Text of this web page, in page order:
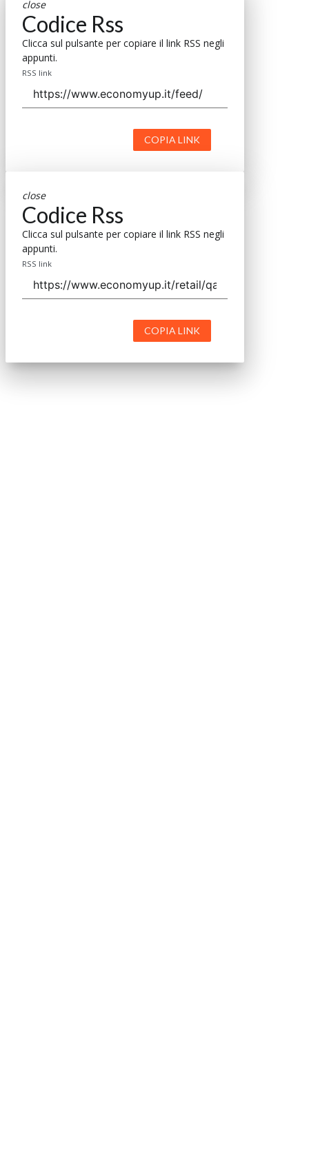
close
Codice Rss
Clicca sul pulsante per copiare il link RSS negli
appunti.
RSS link
COPIA LINK
close
Codice Rss
Clicca sul pulsante per copiare il link RSS negli
appunti.
RSS link
COPIA LINK